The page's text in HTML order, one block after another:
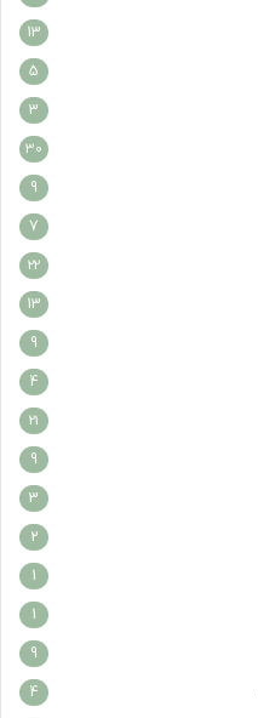
13
5
3
30
9
7
22
13
9
4
21
9
3
2
1
1
9
4